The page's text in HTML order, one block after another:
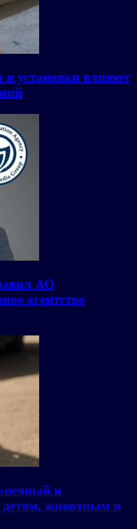
установки влияют
АО
агентство
и
животным и